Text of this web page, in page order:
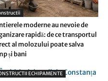
moderne au nevoie de
rapidă: de ce transportul
al molozului poate salva
și bani
ECHIPAMENTE